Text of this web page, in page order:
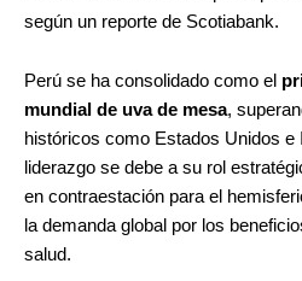
según un reporte de Scotiabank.
Perú se ha consolidado como el
mundial de uva de mesa,
históricos como Estados Unidos e
liderazgo se debe a su rol
en contraestación para el
la demanda global por los
salud.